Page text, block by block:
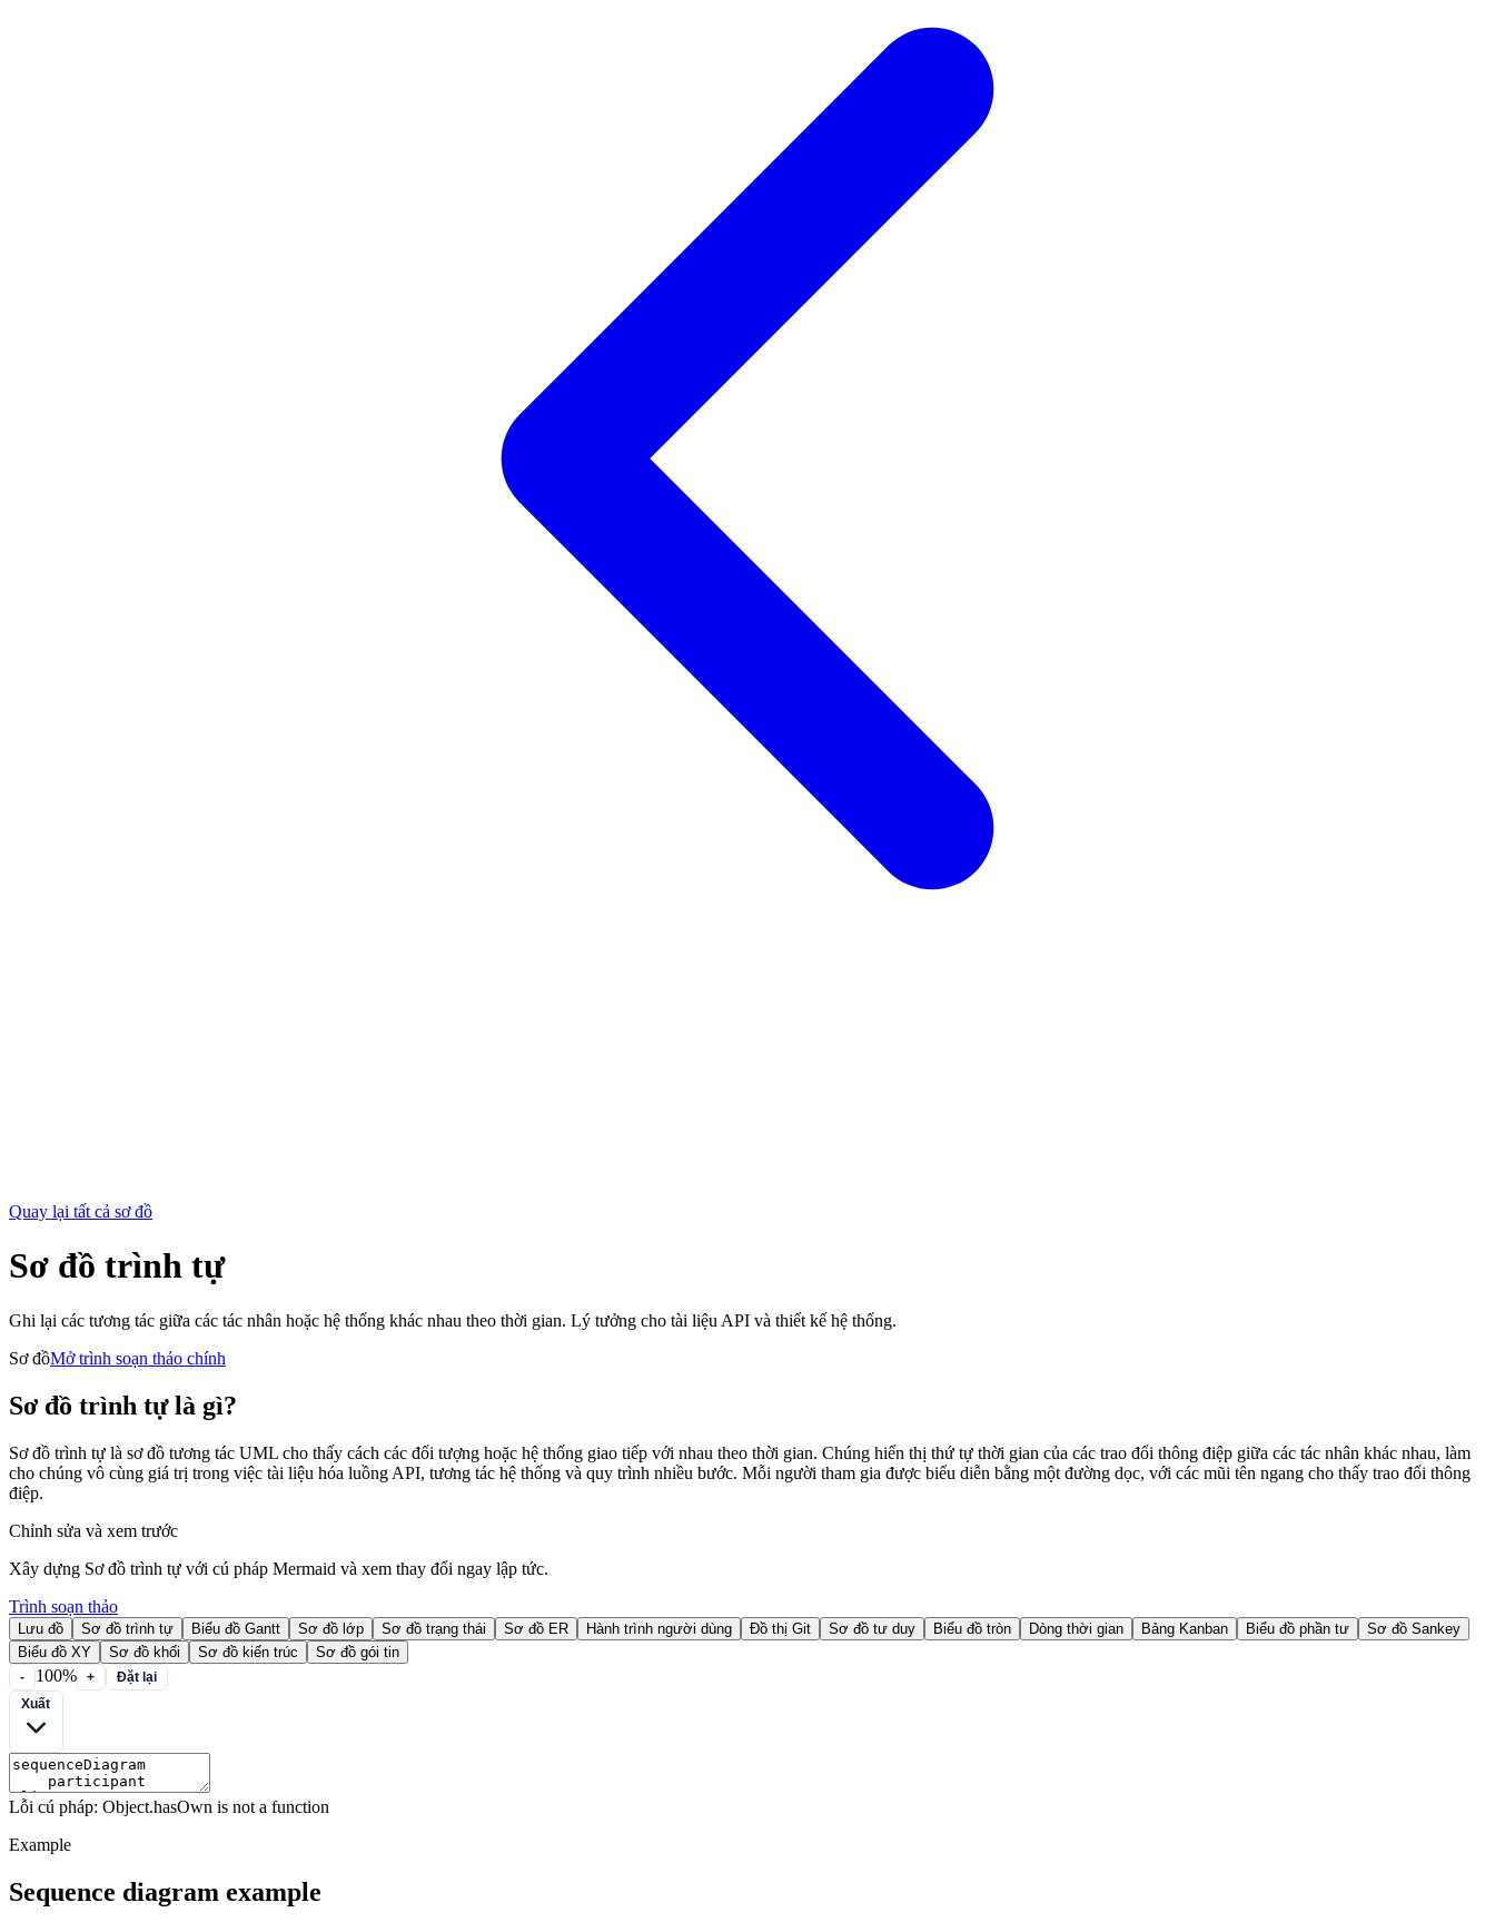
Quay lại tất cả sơ đồ
Sơ đồ trình tự
Ghi lại các tương tác giữa các tác nhân hoặc hệ thống khác nhau theo thời gian. Lý tưởng cho tài liệu API và thiết kế hệ thống.
Sơ đồMở trình soạn thảo chính
Sơ đồ trình tự là gì?
Sơ đồ trình tự là sơ đồ tương tác UML cho thấy cách các đối tượng hoặc hệ thống giao tiếp với nhau theo thời gian. Chúng hiển thị thứ tự thời gian của các trao đổi thông điệp giữa các tác nhân khác nhau, làm
cho chúng vô cùng giá trị trong việc tài liệu hóa luồng API, tương tác hệ thống và quy trình nhiều bước. Mỗi người tham gia được biểu diễn bằng một đường dọc, với các mũi tên ngang cho thấy trao đổi thông
điệp.
Chỉnh sửa và xem trước
Xây dựng Sơ đồ trình tự với cú pháp Mermaid và xem thay đổi ngay lập tức.
Trình soạn thảo
Lưu đồ Sơ đồ trình tự Biểu đồ Gantt Sơ đồ lớp Sơ đồ trạng thái Sơ đồ ER Hành trình người dùng Đồ thị Git Sơ đồ tư duy Biểu đồ tròn Dòng thời gian Bảng Kanban Biểu đồ phần tư
Sơ đồ Sankey
Biểu đồ XY
Sơ đồ khối Sơ đồ kiến trúc Sơ đồ gói tin
- 100% +
Đặt lại
Lỗi cú pháp: Object.hasOwn is not a function
Example
Sequence diagram example